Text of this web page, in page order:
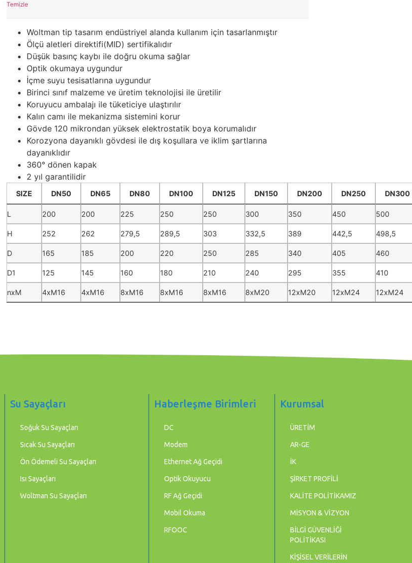
Temizle
Woltman tip tasarım endüstriyel alanda kullanım için tasarlanmıştır
Ölçü aletleri direktifi(MID) sertifikalıdır
Düşük basınç kaybı ile doğru okuma sağlar
Optik okumaya uygundur
İçme suyu tesisatlarına uygundur
Birinci sınıf malzeme ve üretim teknolojisi ile üretilir
Koruyucu ambalajı ile tüketiciye ulaştırılır
Kalın camı ile mekanizma sistemini korur
Gövde 120 mikrondan yüksek elektrostatik boya korumalıdır
Korozyona dayanıklı gövdesi ile dış koşullara ve iklim şartlarına
dayanıklıdır
360° dönen kapak
2 yıl garantilidir
SIZE DN50 DN65 DN80 DN100 DN125 DN150 DN200 DN250
DN300
DN50 DN65 DN80 DN100 DN125 DN150 DN200 DN250 DN300
L 200 200 225 250 250 300 350 450 500
H 252 262 279,5 289,5 303 332,5 389 442,5 498,5
D 165 185 200 220 250 285 340 405 460
D1 125 145 160 180 210 240 295 355 410
nxM 4xM16 4xM16 8xM16 8xM16 8xM16 8xM20 12xM20 12xM24 12xM24
Su Sayaçları
Soğuk Su Sayaçları
Sıcak Su Sayaçları
Ön Ödemeli Su Sayaçları
Isı Sayaçları
Woltman Su Sayaçları
Haberleşme Birimleri
DC
Modem
Ethernet Ağ Geçidi
Optik Okuyucu
RF Ağ Geçidi
Mobil Okuma
RFOOC
Kurumsal
ÜRETİM
AR-GE
İK
ŞİRKET PROFİLİ
KALİTE POLİTİKAMIZ
MİSYON & VİZYON
BİLGİ GÜVENLİĞİ
POLİTİKASI
KİŞİSEL VERİLERİN